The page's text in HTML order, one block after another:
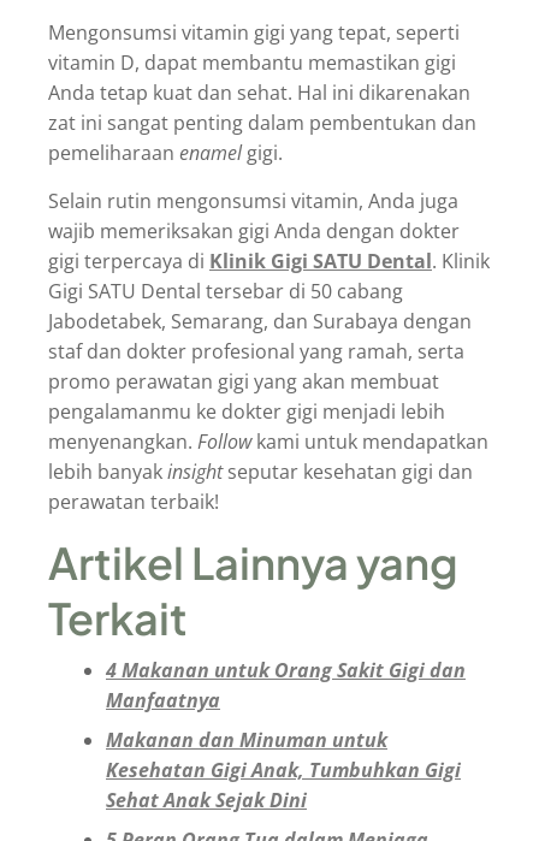
Mengonsumsi vitamin gigi yang tepat, seperti
vitamin D, dapat membantu memastikan gigi
Anda tetap kuat dan sehat. Hal ini dikarenakan
zat ini sangat penting dalam pembentukan dan
pemeliharaan enamelgigi.
Selain rutin mengonsumsi vitamin, Anda juga
wajib memeriksakan gigi Anda dengan dokter
gigi terpercaya di Klinik Gigi SATU Dental. Klinik
Gigi SATU Dental tersebar di 50 cabang
Jabodetabek, Semarang, dan Surabaya dengan
staf dan dokter profesional yang ramah, serta
promo perawatan gigi yang akan membuat
pengalamanmu ke dokter gigi menjadi lebih
menyenangkan. Followkami untuk mendapatkan
lebih banyakinsightseputar kesehatan gigi dan
perawatan terbaik!
Artikel Lainnya yang
Terkait
4 Makanan untuk Orang Sakit Gigi dan
Manfaatnya
Makanan dan Minuman untuk
Kesehatan Gigi Anak, Tumbuhkan Gigi
Sehat Anak Sejak Dini